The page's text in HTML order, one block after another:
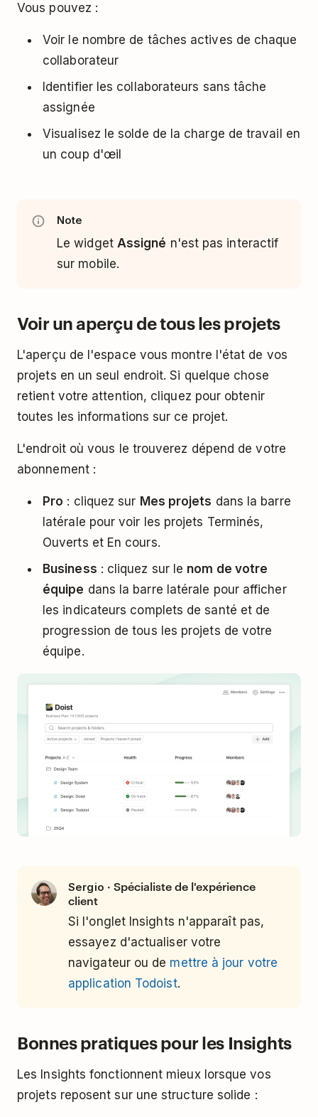
Vous pouvez :
Voir le nombre de tâches actives de chaque
collaborateur
Identifier les collaborateurs sans tâche
assignée
Visualisez le solde de la charge de travail en
un coup d'œil
Note
Le widget Assigné n'est pas interactif
sur mobile.
Voir un aperçu de tous les projets
L'aperçu de l'espace vous montre l'état de vos
projets en un seul endroit. Si quelque chose
retient votre attention, cliquez pour obtenir
toutes les informations sur ce projet.
L'endroit où vous le trouverez dépend de votre
abonnement :
Pro : cliquez sur Mes projets dans la barre
latérale pour voir les projets Terminés,
Ouverts et En cours.
Business : cliquez sur le nom de votre
équipe dans la barre latérale pour afficher
les indicateurs complets de santé et de
progression de tous les projets de votre
équipe.
Sergio · Spécialiste de l'expérience
client
Si l'onglet Insights n'apparaît pas,
essayez d'actualiser votre
navigateur ou de mettre à jour votre
application Todoist.
Bonnes pratiques pour les Insights
Les Insights fonctionnent mieux lorsque vos
projets reposent sur une structure solide :